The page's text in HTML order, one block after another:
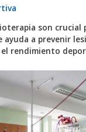
son crucial
a prevenir
el rendimiento